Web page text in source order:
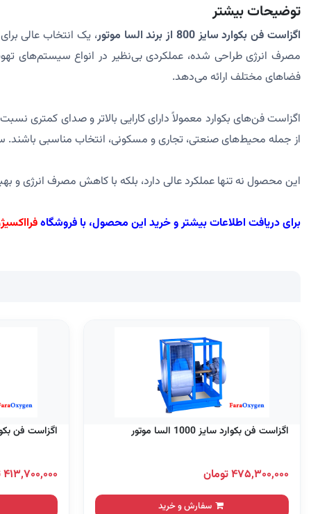
توضیحات بیشتر
اگزاست فن بکوارد سایز 800 از برند السا موتور
، یک انتخاب عالی
مصرف انرژی طراحی شده، عملکردی بی‌نظیر در انواع سیستم‌های
فضاهای مختلف ارائه می‌دهد.
اگزاست فن‌های بکوارد معمولاً دارای کارایی بالاتر و صدای کمتری
از جمله محیط‌های صنعتی، تجاری و مسکونی، انتخاب مناسبی باشند. سایز 800 این اگزاست فن به‌ویژه برای فضاهایی با ابعاد متوسط تا بزرگ طراحی شده است و می‌تواند تهویه‌ای مؤثر را
این محصول نه تنها عملکرد عالی دارد، بلکه با کاهش مصرف انرژی و
برای دریافت اطلاعات بیشتر و خرید این محصول، با فروشگاه
اگزاست فن بکوارد سایز 1000 السا موتور
۴۷۵,۳۰۰,۰۰۰ تومان
سفارش و خرید
اگزاست فن بکوارد
۴۱۳,۷۰۰,۰۰۰ تومان